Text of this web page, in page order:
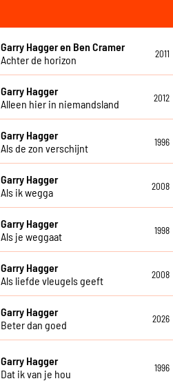
Garry Hagger en Ben Cramer
Achter de horizon
2011
Garry Hagger
Alleen hier in niemandsland
2012
Garry Hagger
Als de zon verschijnt
1996
Garry Hagger
Als ik wegga
2008
Garry Hagger
Als je weggaat
1998
Garry Hagger
Als liefde vleugels geeft
2008
Garry Hagger
Beter dan goed
2026
Garry Hagger
Dat ik van je hou
1996